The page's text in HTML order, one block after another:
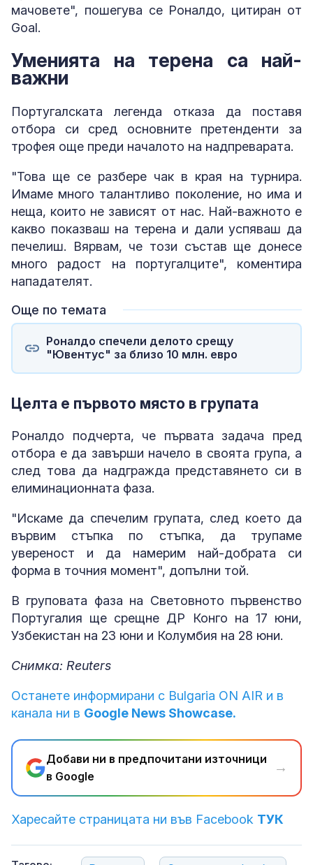
мачовете", пошегува се Роналдо, цитиран от
Goal.
Уменията на терена са най-
важни
Португалската легенда отказа да поставя
отбора си сред основните претенденти за
трофея още преди началото на надпреварата.
"Това ще се разбере чак в края на турнира.
Имаме много талантливо поколение, но има и
неща, които не зависят от нас. Най-важното е
какво показваш на терена и дали успяваш да
печелиш. Вярвам, че този състав ще донесе
много радост на португалците", коментира
нападателят.
Още по темата
Роналдо спечели делото срещу
"Ювентус" за близо 10 млн. евро
Целта е първото място в групата
Роналдо подчерта, че първата задача пред
отбора е да завърши начело в своята група, а
след това да надгражда представянето си в
елиминационната фаза.
"Искаме да спечелим групата, след което да
вървим стъпка по стъпка, да трупаме
увереност и да намерим най-добрата си
форма в точния момент", допълни той.
В груповата фаза на Световното първенство
Португалия ще срещне ДР Конго на 17 юни,
Узбекистан на 23 юни и Колумбия на 28 юни.
Снимка: Reuters
Останете информирани с Bulgaria ON AIR и в
канала ни в Google News Showcase.
Добави ни в предпочитани източници
в Google
→
Харесайте страницата ни във Facebook ТУК